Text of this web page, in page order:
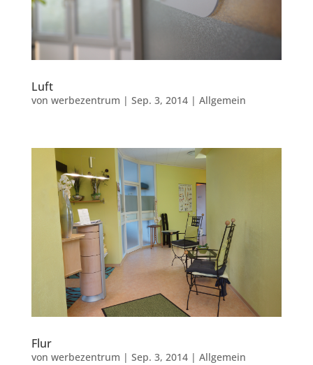
Luft
von werbezentrum | Sep. 3, 2014| Allgemein
Flur
von werbezentrum | Sep. 3, 2014| Allgemein